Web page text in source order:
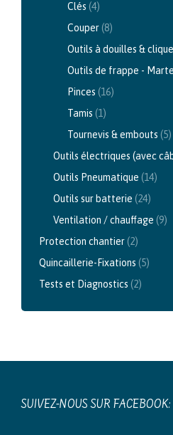
Clés (4)
Couper(8)
Outils à douilles &
Outils de frappe -
Pinces (16)
Tamis (1)
Tournevis & embouts (5)
Outils électriques (avec
Outils Pneumatique (14)
Outils sur batterie (24)
Ventilation / chauffage (9)
Protection chantier(2)
Quincaillerie-Fixations (5)
Tests et Diagnostics (2)
SUIVEZ-NOUS SUR FACEBOOK: